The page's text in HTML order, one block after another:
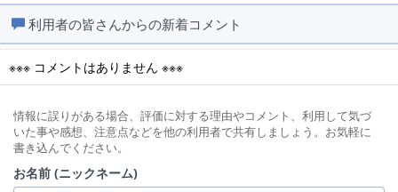
利用者の皆さんからの新着コメント
※※※ コメントはありません ※※※
情報に誤りがある場合、評価に対する理由やコメント、利用して気づ
いた事や感想、注意点などを他の利用者で共有しましょう。お気軽に
書き込んでください。
お名前 (ニックネーム)